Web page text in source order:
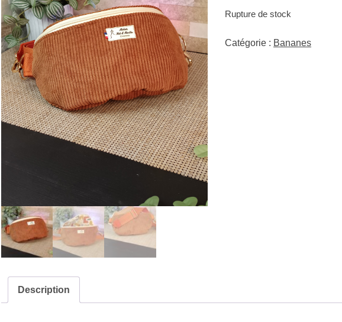
Rupture de stock
Catégorie : Bananes
Description